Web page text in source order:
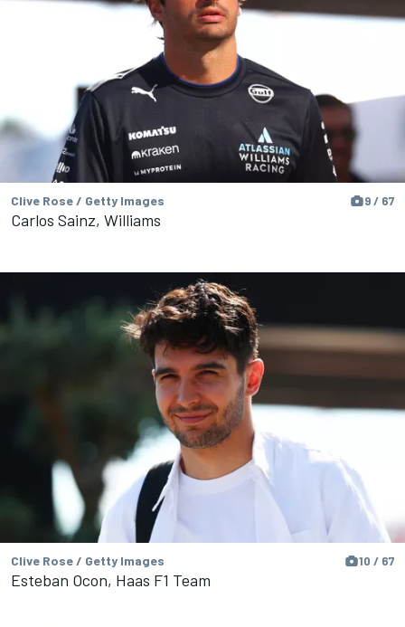
Clive Rose / Getty Images 9 / 67
Carlos Sainz, Williams
Clive Rose / Getty Images 10 / 67
Esteban Ocon, Haas F1 Team